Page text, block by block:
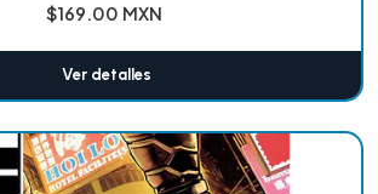
$169.00 MXN
Ver detalles